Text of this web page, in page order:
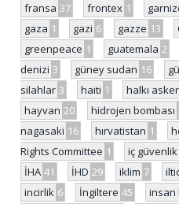
fransa 37 frontex 1
gaza 1 gazi 6 gazze 13
greenpeace 1 guatemala 2
denizi 3 güney sudan 16
silahlar 3 haiti 1 halkı
hayvan 20 hidrojen bombası
nagasaki 16 hırvatistan 1
Rights Committee 1 iç güvenlik
İHA 41 İHD 29 iklim 7
incirlik 6 İngiltere 45 insan